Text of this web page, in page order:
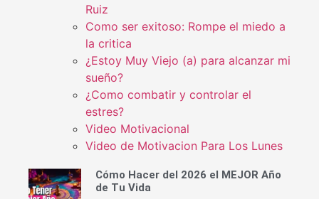
Ruiz
Como ser exitoso: Rompe el miedo a
la critica
¿Estoy Muy Viejo (a) para alcanzar mi
sueño?
¿Como combatir y controlar el
estres?
Video Motivacional
Video de Motivacion Para Los Lunes
Cómo Hacer del 2026 el MEJOR Año
de Tu Vida